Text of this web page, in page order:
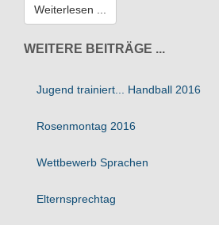
Weiterlesen ...
WEITERE BEITRÄGE ...
Jugend trainiert... Handball 2016
Rosenmontag 2016
Wettbewerb Sprachen
Elternsprechtag